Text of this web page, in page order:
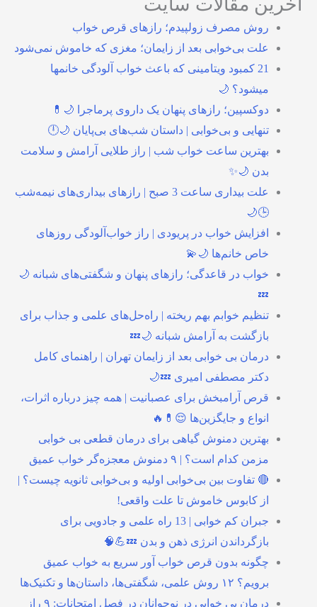
آخرین مقالات سایت
روش مصرف زولپیدم؛ رازهای قرص خواب
علت بی‌خوابی بعد از زایمان؛ مغزی که خاموش نمی‌شود
21 کمبود ویتامینی که باعث خواب آلودگی خانمها
میشود؟ 🌙
دوکسپین؛ رازهای پنهان یک داروی پرماجرا 🌙💊
تنهایی و بی‌خوابی | داستان شب‌های بی‌پایان 🌙🕛
بهترین ساعت خواب شب | راز طلایی آرامش و سلامت
بدن 🌙✨
علت بیداری ساعت 3 صبح | رازهای بیداری‌های نیمه‌شب
🕒🌙
افزایش خواب در پریودی | راز خواب‌آلودگی روزهای
خاص خانم‌ها 🌙💫
خواب در قاعدگی؛ رازهای پنهان و شگفتی‌های شبانه 🌙
💤
تنظیم خوابم بهم ریخته | راه‌حل‌های علمی و جذاب برای
بازگشت به آرامش شبانه 🌙💤
درمان بی خوابی بعد از زایمان تهران | راهنمای کامل
دکتر مصطفی امیری 💤🌙
قرص آرامبخش برای عصبانیت | همه چیز درباره اثرات،
انواع و جایگزین‌ها 😌💊🔥
بهترین دمنوش گیاهی برای درمان قطعی بی خوابی
مزمن کدام است؟ | ۹ دمنوش معجزه‌گر خواب عمیق
🔴 تفاوت بین بی‌خوابی اولیه و بی‌خوابی ثانویه چیست؟ |
از کابوس خاموش تا علت واقعی!
جبران کم خوابی | 13 راه علمی و جادویی برای
بازگرداندن انرژی ذهن و بدن 💤💪🧠
چگونه بدون قرص خواب آور سریع به خواب عمیق
برویم؟ ۱۲ روش علمی، شگفتی‌ها، داستان‌ها و تکنیک‌ها
درمان بی خوابی در نوجوانان در فصل امتحانات: ۹ راز